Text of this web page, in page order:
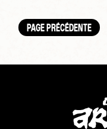
PAGE PRÉCÉDENTE